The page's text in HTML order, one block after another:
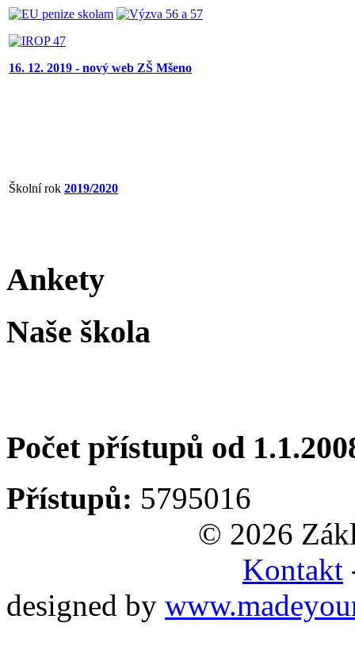
16. 12. 2019 - nový web ZŠ Mšeno
Školní rok 2019/2020
Ankety
Naše škola
Počet přístupů od
Přístupů: 5795016
© 2026
Kontakt
designed by